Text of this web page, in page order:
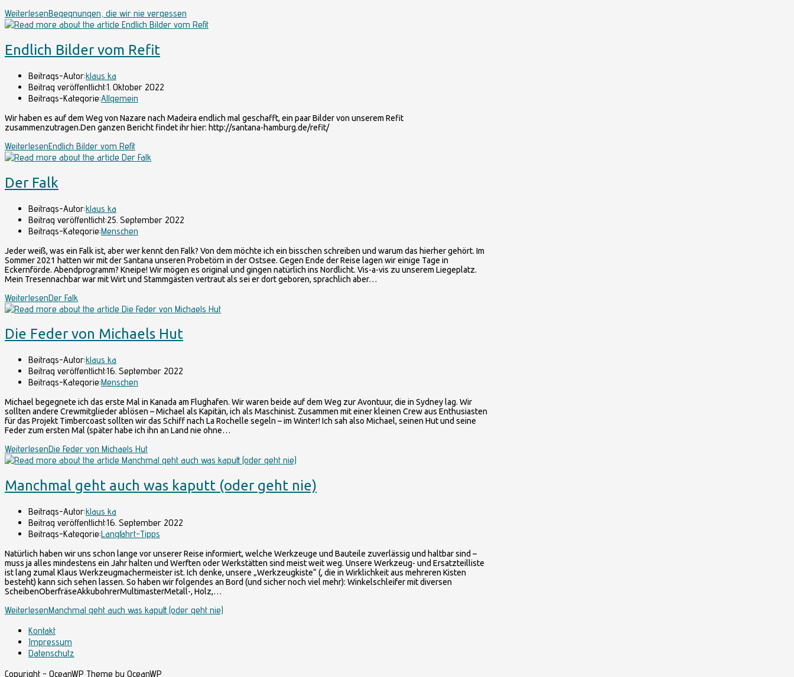
WeiterlesenBegegnungen, die wir nie vergessen
Endlich Bilder vom Refit
Beitrags-Autor:klaus ka
Beitrag veröffentlicht:1. Oktober 2022
Beitrags-Kategorie:Allgemein
Wir haben es auf dem Weg von Nazare nach Madeira endlich mal geschafft, ein paar Bilder von unserem Refit
zusammenzutragen.Den ganzen Bericht findet ihr hier: http://santana-hamburg.de/refit/
WeiterlesenEndlich Bilder vom Refit
Der Falk
Beitrags-Autor:klaus ka
Beitrag veröffentlicht:25. September 2022
Beitrags-Kategorie:Menschen
Jeder weiß, was ein Falk ist, aber wer kennt den Falk? Von dem möchte ich ein bisschen schreiben und warum das hierher gehört. Im
Sommer 2021 hatten wir mit der Santana unseren Probetörn in der Ostsee. Gegen Ende der Reise lagen wir einige Tage in
Eckernförde. Abendprogramm? Kneipe! Wir mögen es original und gingen natürlich ins Nordlicht. Vis-a-vis zu unserem Liegeplatz.
Mein Tresennachbar war mit Wirt und Stammgästen vertraut als sei er dort geboren, sprachlich aber…
WeiterlesenDer Falk
Die Feder von Michaels Hut
Beitrags-Autor:klaus ka
Beitrag veröffentlicht:16. September 2022
Beitrags-Kategorie:Menschen
Michael begegnete ich das erste Mal in Kanada am Flughafen. Wir waren beide auf dem Weg zur Avontuur, die in Sydney lag. Wir
sollten andere Crewmitglieder ablösen – Michael als Kapitän, ich als Maschinist. Zusammen mit einer kleinen Crew aus Enthusiasten
für das Projekt Timbercoast sollten wir das Schiff nach La Rochelle segeln – im Winter! Ich sah also Michael, seinen Hut und seine
Feder zum ersten Mal (später habe ich ihn an Land nie ohne…
WeiterlesenDie Feder von Michaels Hut
Manchmal geht auch was kaputt (oder geht nie)
Beitrags-Autor:klaus ka
Beitrag veröffentlicht:16. September 2022
Beitrags-Kategorie:Langfahrt-Tipps
Natürlich haben wir uns schon lange vor unserer Reise informiert, welche Werkzeuge und Bauteile zuverlässig und haltbar sind –
muss ja alles mindestens ein Jahr halten und Werften oder Werkstätten sind meist weit weg. Unsere Werkzeug- und Ersatzteilliste
ist lang zumal Klaus Werkzeugmachermeister ist. Ich denke, unsere „Werkzeugkiste“ (, die in Wirklichkeit aus mehreren Kisten
besteht) kann sich sehen lassen. So haben wir folgendes an Bord (und sicher noch viel mehr): Winkelschleifer mit diversen
ScheibenOberfräseAkkubohrerMultimasterMetall-, Holz,…
WeiterlesenManchmal geht auch was kaputt (oder geht nie)
Kontakt
Impressum
Datenschutz
Copyright - OceanWP Theme by OceanWP